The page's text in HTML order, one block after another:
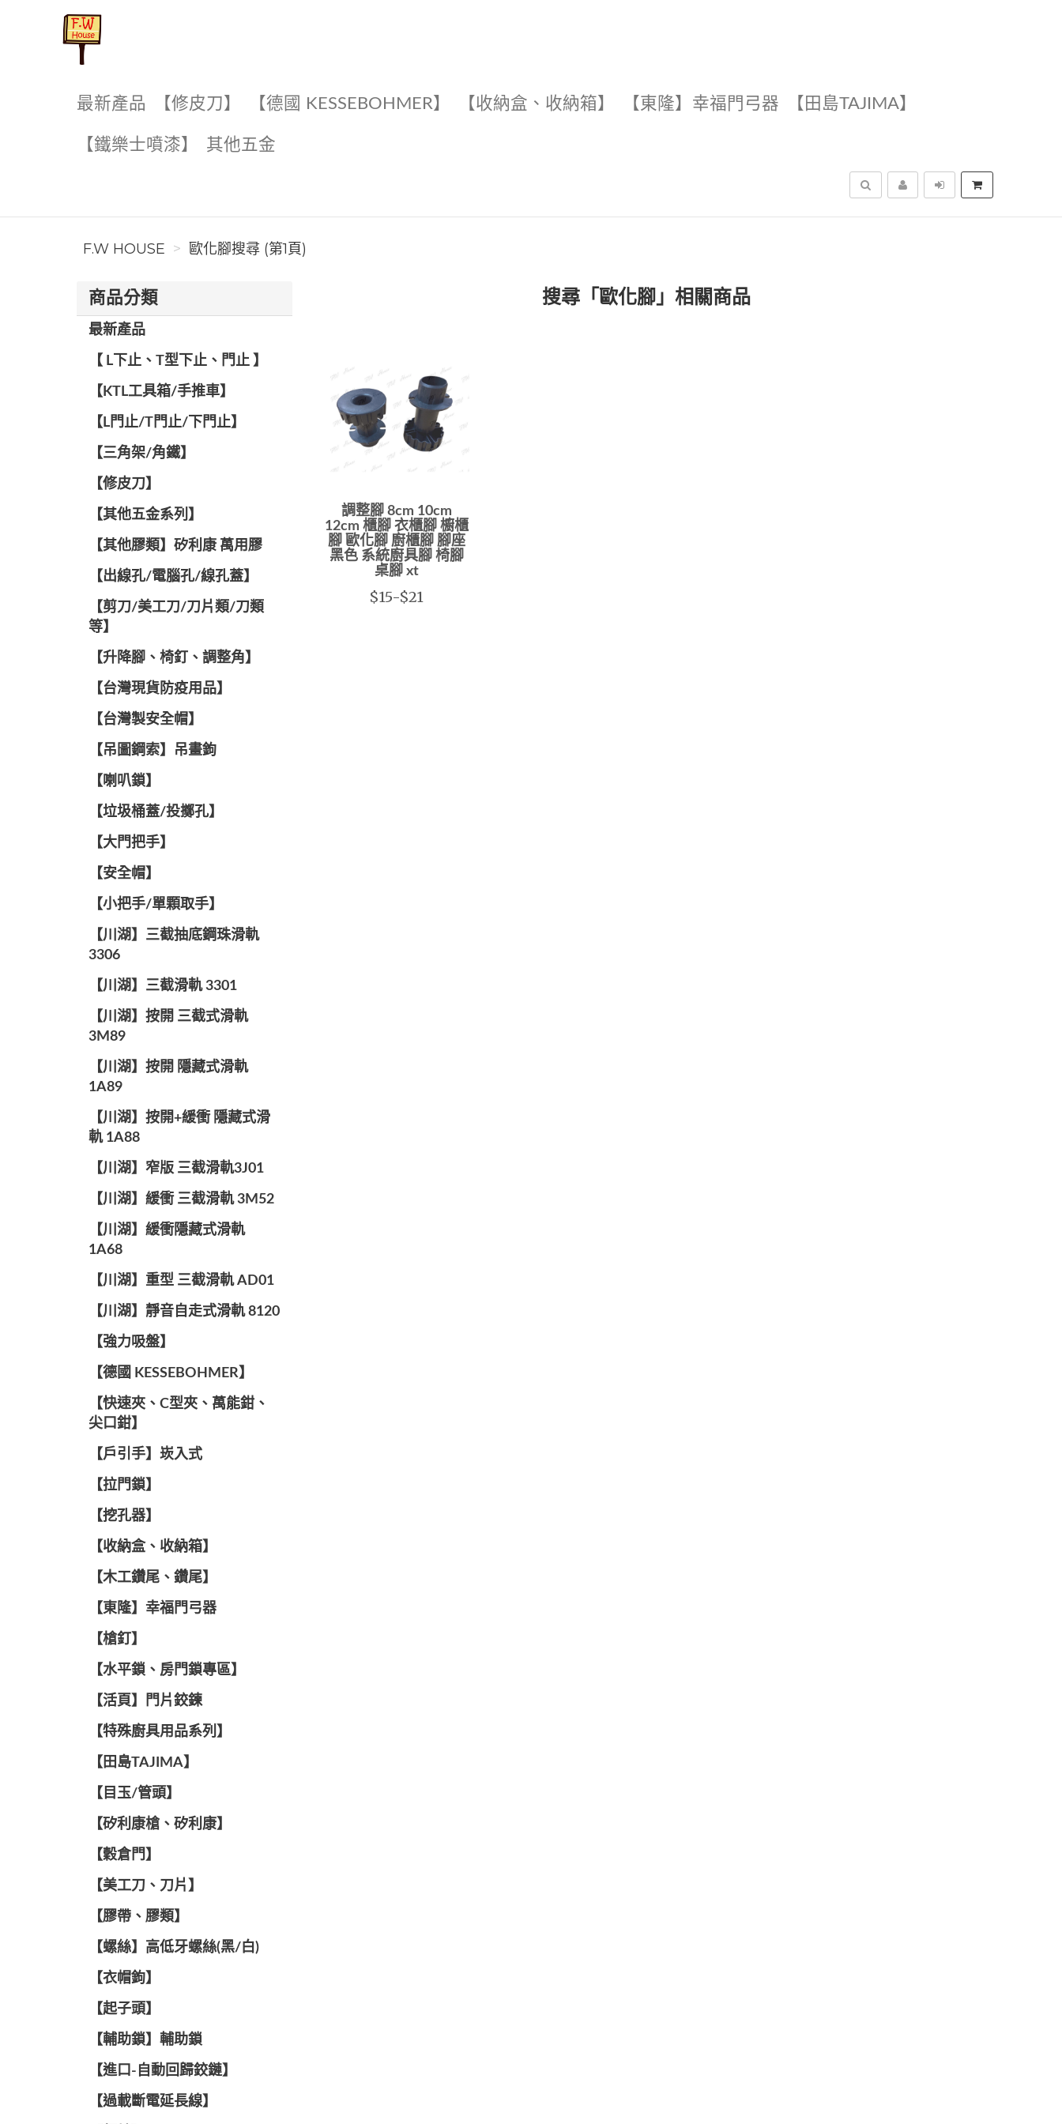
最新產品 【修皮刀】 【德國 KESSEBOHMER】 【收納盒、收納箱】 【東隆】幸福門弓器 【田島TAJIMA】
【鐵樂士噴漆】 其他五金
搜尋
F.W HOUSE 歐化腳搜尋 (第1頁)
商品分類
最新產品
【 L下止、T型下止、門止 】
【KTL工具箱/手推車】
【L門止/T門止/下門止】
【三角架/角鐵】
【修皮刀】
【其他五金系列】
【其他膠類】矽利康 萬用膠
【出線孔/電腦孔/線孔蓋】
【剪刀/美工刀/刀片類/刀類
等】
【升降腳、椅釘、調整角】
【台灣現貨防疫用品】
【台灣製安全帽】
【吊圖鋼索】吊畫鉤
【喇叭鎖】
【垃圾桶蓋/投擲孔】
【大門把手】
【安全帽】
【小把手/單顆取手】
【川湖】三截抽底鋼珠滑軌
3306
【川湖】三截滑軌 3301
【川湖】按開 三截式滑軌
3M89
【川湖】按開 隱藏式滑軌
1A89
【川湖】按開+緩衝 隱藏式滑
軌 1A88
【川湖】窄版 三截滑軌3J01
【川湖】緩衝 三截滑軌 3M52
【川湖】緩衝隱藏式滑軌
1A68
【川湖】重型 三截滑軌 AD01
【川湖】靜音自走式滑軌 8120
【強力吸盤】
【德國 KESSEBOHMER】
【快速夾、C型夾、萬能鉗、
尖口鉗】
【戶引手】崁入式
【拉門鎖】
【挖孔器】
【收納盒、收納箱】
【木工鑽尾、鑽尾】
【東隆】幸福門弓器
【槍釘】
【水平鎖、房門鎖專區】
【活頁】門片鉸鍊
【特殊廚具用品系列】
【田島TAJIMA】
【目玉/管頭】
【矽利康槍、矽利康】
【穀倉門】
【美工刀、刀片】
【膠帶、膠類】
【螺絲】高低牙螺絲(黑/白)
【衣帽鉤】
【起子頭】
【輔助鎖】輔助鎖
【進口-自動回歸鉸鏈】
【過載斷電延長線】
搜尋「歐化腳」相關商品
調整腳 8cm 10cm
12cm 櫃腳 衣櫃腳 櫥櫃
腳 歐化腳 廚櫃腳 腳座
黑色 系統廚具腳 椅腳
桌腳 xt
$15-$21